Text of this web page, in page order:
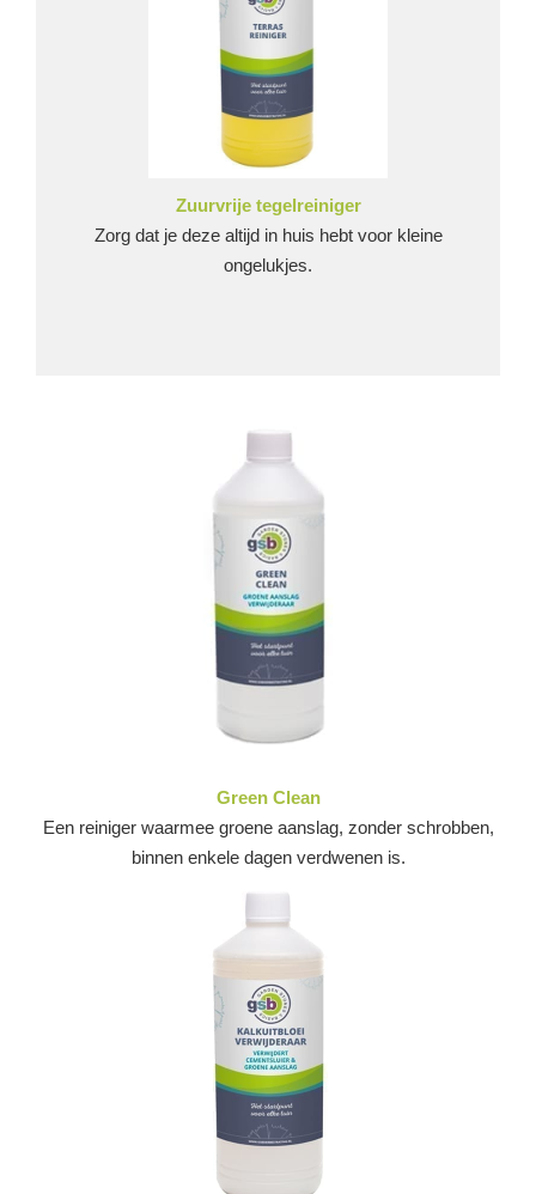
Zuurvrije tegelreiniger
Zorg dat je deze altijd in huis hebt voor kleine
ongelukjes.
Green Clean
Een reiniger waarmee groene aanslag, zonder schrobben,
binnen enkele dagen verdwenen is.